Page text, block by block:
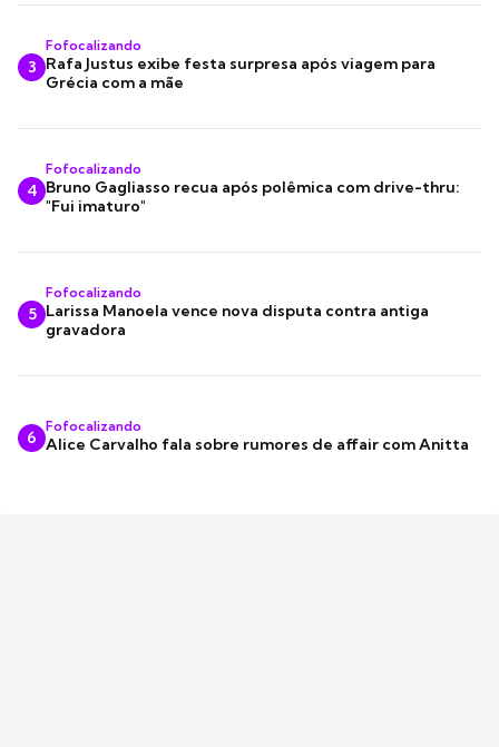
3
Fofocalizando
Rafa Justus exibe festa surpresa após viagem para
Grécia com a mãe
4
Fofocalizando
Bruno Gagliasso recua após polêmica com drive-thru:
"Fui imaturo"
5
Fofocalizando
Larissa Manoela vence nova disputa contra antiga
gravadora
6
Fofocalizando
Alice Carvalho fala sobre rumores de affair com Anitta